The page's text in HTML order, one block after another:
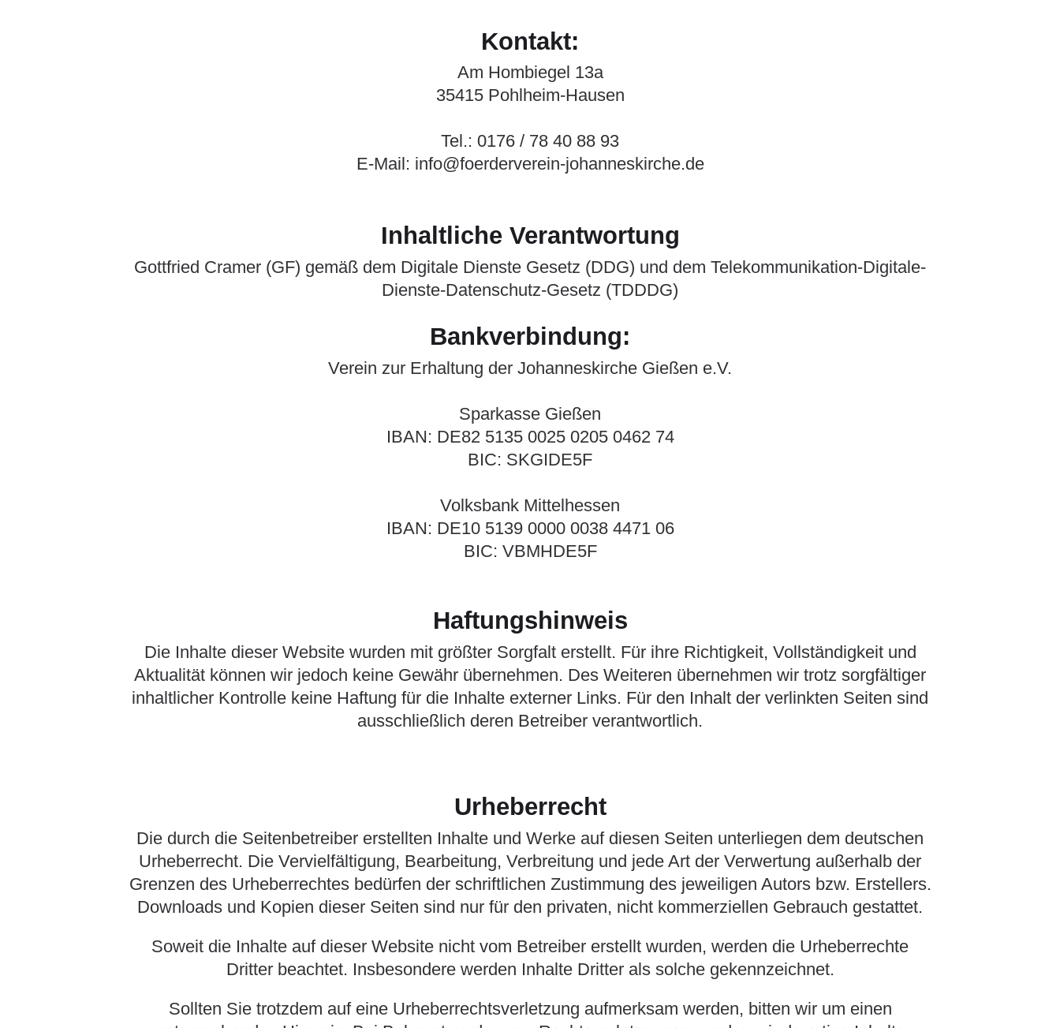
Kontakt:
Am Hombiegel 13a
35415 Pohlheim-Hausen
Tel.: 0176 / 78 40 88 93
E-Mail: info@foerderverein-johanneskirche.de
Inhaltliche Verantwortung
Gottfried Cramer (GF) gemäß dem Digitale Dienste Gesetz (DDG) und dem Telekommunikation-Digitale-
Dienste-Datenschutz-Gesetz (TDDDG)
Bankverbindung:
Verein zur Erhaltung der Johanneskirche Gießen e.V.
Sparkasse Gießen
IBAN: DE82 5135 0025 0205 0462 74
BIC: SKGIDE5F
Volksbank Mittelhessen
IBAN: DE10 5139 0000 0038 4471 06
BIC: VBMHDE5F
Haftungshinweis
Die Inhalte dieser Website wurden mit größter Sorgfalt erstellt. Für ihre Richtigkeit, Vollständigkeit und
Aktualität können wir jedoch keine Gewähr übernehmen. Des Weiteren übernehmen wir trotz sorgfältiger
inhaltlicher Kontrolle keine Haftung für die Inhalte externer Links. Für den Inhalt der verlinkten Seiten sind
ausschließlich deren Betreiber verantwortlich.
Urheberrecht
Die durch die Seitenbetreiber erstellten Inhalte und Werke auf diesen Seiten unterliegen dem deutschen
Urheberrecht. Die Vervielfältigung, Bearbeitung, Verbreitung und jede Art der Verwertung außerhalb der
Grenzen des Urheberrechtes bedürfen der schriftlichen Zustimmung des jeweiligen Autors bzw. Erstellers.
Downloads und Kopien dieser Seiten sind nur für den privaten, nicht kommerziellen Gebrauch gestattet.
Soweit die Inhalte auf dieser Website nicht vom Betreiber erstellt wurden, werden die Urheberrechte
Dritter beachtet. Insbesondere werden Inhalte Dritter als solche gekennzeichnet.
Sollten Sie trotzdem auf eine Urheberrechtsverletzung aufmerksam werden, bitten wir um einen